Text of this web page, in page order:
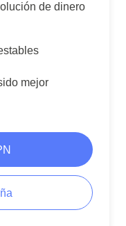
de dinero
mejor